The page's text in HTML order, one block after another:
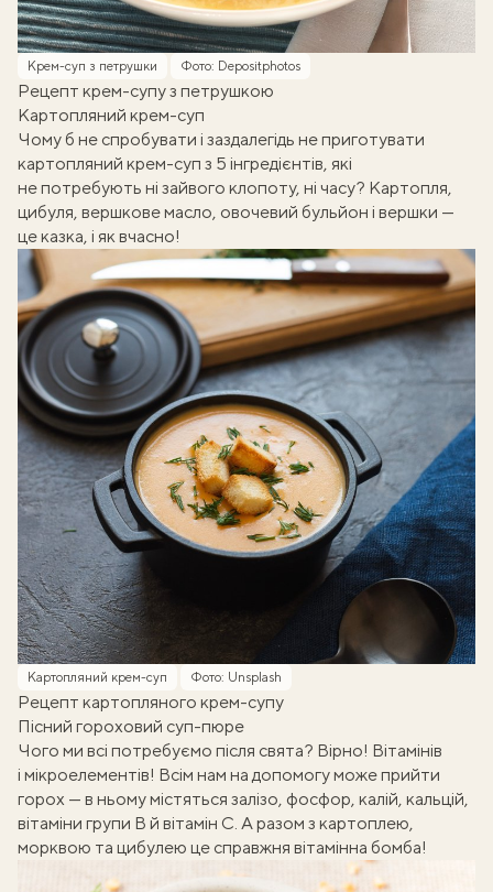
Крем-суп з петрушки Фото: Depositphotos
Рецепт крем-супу з петрушкою
Картопляний крем-суп
Чому б не спробувати і заздалегідь не приготувати
картопляний крем-суп з 5 інгредієнтів, які
не потребують ні зайвого клопоту, ні часу? Картопля,
цибуля, вершкове масло, овочевий бульйон і вершки —
це казка, і як вчасно!
Картопляний крем-суп Фото: Unsplash
Рецепт картопляного крем-супу
Пісний гороховий суп-пюре
Чого ми всі потребуємо після свята? Вірно! Вітамінів
і мікроелементів! Всім нам на допомогу може прийти
горох — в ньому містяться залізо, фосфор, калій, кальцій,
вітаміни групи В й вітамін С. А разом з картоплею,
морквою та цибулею це справжня вітамінна бомба!